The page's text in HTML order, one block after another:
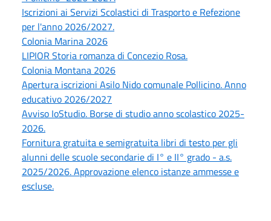
Iscrizioni ai Servizi Scolastici di Trasporto e Refezione
per l'anno 2026/2027.
Colonia Marina 2026
LIPIOR Storia romanza di Concezio Rosa.
Colonia Montana 2026
Apertura iscrizioni Asilo Nido comunale Pollicino. Anno
educativo 2026/2027
Avviso IoStudio. Borse di studio anno scolastico 2025-
2026.
Fornitura gratuita e semigratuita libri di testo per gli
alunni delle scuole secondarie di I° e II° grado - a.s.
2025/2026. Approvazione elenco istanze ammesse e
escluse.